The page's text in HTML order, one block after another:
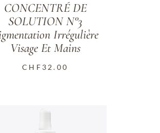
CONCENTRÉ DE
SOLUTION N°3
Irrégulière
Visage Et Mains
CHF 32.00